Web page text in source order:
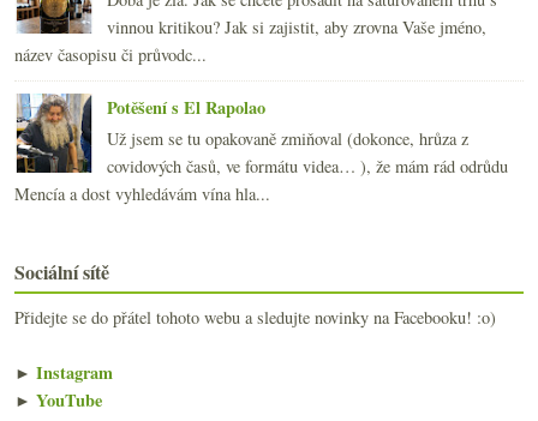
vinnou kritikou? Jak si zajistit, aby zrovna Vaše jméno,
název časopisu či průvodc...
Potěšení s El Rapolao
Už jsem se tu opakovaně zmiňoval (dokonce, hrůza z
covidových časů, ve formátu videa… ), že mám rád odrůdu
Mencía a dost vyhledávám vína hla...
Sociální sítě
Přidejte se do přátel tohoto webu a sledujte novinky na Facebooku! :o)
► Instagram
► YouTube